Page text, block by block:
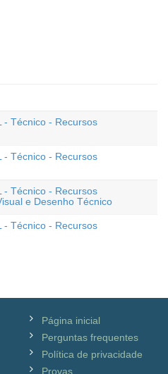
- Técnico - Recursos
- Técnico - Recursos
- Técnico - Recursos
e Desenho Técnico
- Técnico - Recursos
Página inicial
Perguntas frequentes
Política de privacidade
Provas